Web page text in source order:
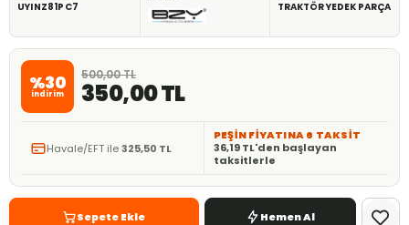
UYINZ81PC7 TRAKTÖR YEDEK PARÇA
%30
indirim
500,00 TL
350,00 TL
Havale/EFT ile325,50 TL
PEŞİN FİYATINA 6 TAKSİT
36,19 TL'den başlayan
taksitlerle
Sepete Ekle Hemen Al